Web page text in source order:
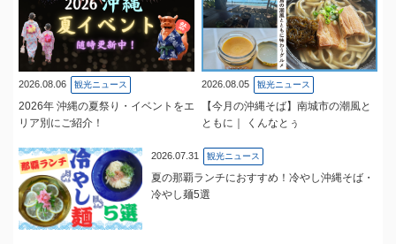
2026.08.06 観光ニュース
2026年 沖縄の夏祭り・イベントをエ
リア別にご紹介！
2026.08.05 観光ニュース
【今月の沖縄そば】南城市の潮風と
ともに｜ くんなとぅ
2026.07.31 観光ニュース
夏の那覇ランチにおすすめ！冷やし沖縄そば・
冷やし麺5選